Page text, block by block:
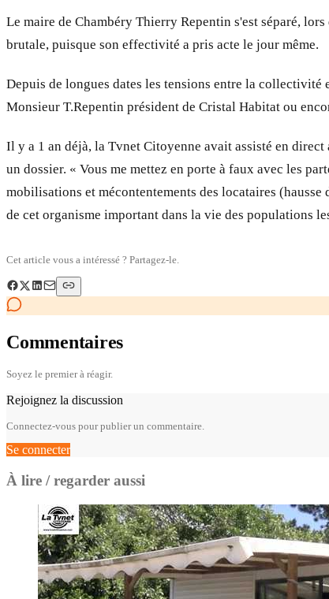
Le maire de Chambéry Thierry Repentin s'est séparé,
brutale, puisque son effectivité a pris acte le jour même.
Depuis de longues dates les tensions entre la
Monsieur T.Repentin président de Cristal Habitat ou
Il y a 1 an déjà, la Tvnet Citoyenne avait assisté en
un dossier. « Vous me mettez en porte à faux avec les
mobilisations et mécontentements des locataires
de cet organisme important dans la vie des populations
Cet article vous a intéressé ? Partagez-le.
Commentaires
Soyez le premier à réagir.
Rejoignez la discussion
Connectez-vous pour publier un commentaire.
Se connecter
À lire / regarder aussi